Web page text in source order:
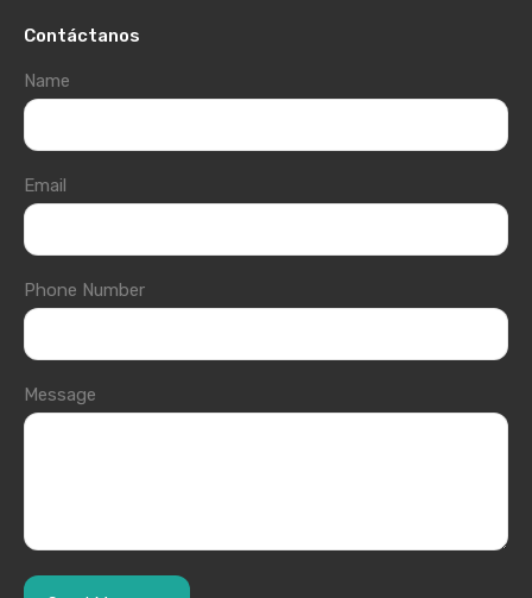
Contáctanos
Name
Email
Phone Number
Message